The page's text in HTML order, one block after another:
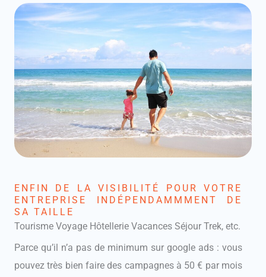
ENFIN DE LA VISIBILITÉ POUR VOTRE
ENTREPRISE INDÉPENDAMMMENT DE
SA TAILLE
Tourisme Voyage Hôtellerie Vacances Séjour Trek, etc.
Parce qu’il n’a pas de minimum sur google ads : vous
pouvez très bien faire des campagnes à 50 € par mois